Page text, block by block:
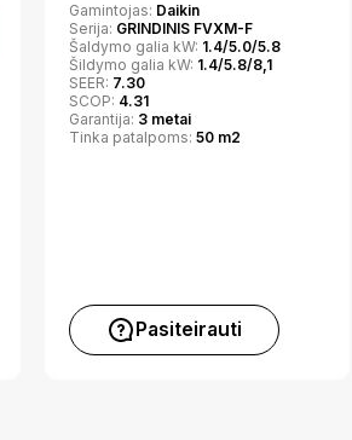
Gamintojas: Daikin
Serija: GRINDINIS FVXM-F
Šaldymo galia kW: 1.4/5.0/5.8
Šildymo galia kW: 1.4/5.8/8,1
SEER: 7.30
SCOP: 4.31
Garantija: 3 metai
Tinka patalpoms: 50 m2
Pasiteirauti